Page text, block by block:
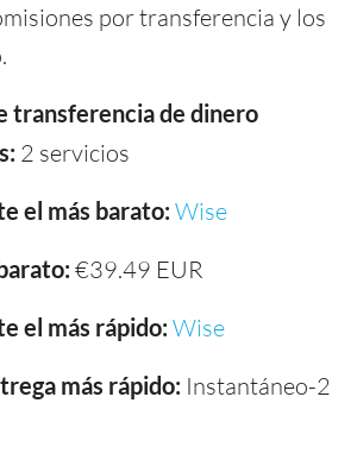
por transferencia y los
transferencia de dinero
2 servicios
el más barato: Wise
€39.49 EUR
el más rápido: Wise
más rápido: Instantáneo-2